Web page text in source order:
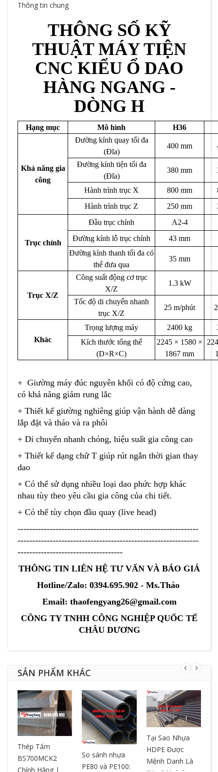
Thông tin chung
THÔNG SỐ KỸ
THUẬT MÁY TIỆN
CNC KIỂU Ổ DAO
HÀNG NGANG -
DÒNG H
Hạng mục Mô hình H36
Khả năng gia
công
Đường kính quay tối đa
(Đĩa)
400 mm
Đường kính tiện tối đa
(Đĩa)
380 mm
Hành trình trục X 800 mm
Hành trình trục Z
250 mm
Trục chính
Đầu trục chính
A2-4
Đường kính lỗ trục chính
43 mm
Đường kính thanh tối đa có
thể đưa qua
35 mm
Trục X/Z
Công suất động cơ trục
X/Z
1.3 kW
Tốc độ di chuyển nhanh
trục X/Z
25 m/phút
Khác
Trọng lượng máy 2400 kg
Kích thước tổng thể
(D×R×C)
2245 × 1580 ×
1867 mm
+ Giường máy đúc nguyên khối có độ cứng cao,
có khả năng giảm rung lắc
+ Thiết kế giường nghiêng giúp vận hành dễ dàng
lắp đặt và tháo và ra phôi
+ Di chuyển nhanh chóng, hiệu suất gia công cao
+ Thiết kế dạng chữ T giúp rút ngắn thời gian thay
dao
+ Có thể sử dụng nhiều loại dao phức hợp khác
nhau tùy theo yêu cầu gia công của chi tiết.
+ Có thể tùy chọn đầu quay (live head)
--------------------------------------------------------------
--------------------------------------------------------------
------------------------------------
THÔNG TIN LIÊN HỆ TƯ VẤN VÀ BÁO GIÁ
Hotline/Zalo: 0394.695.902 - Ms.Thảo
Email: thaofengyang26@gmail.com
CÔNG TY TNHH CÔNG NGHIỆP QUỐC TẾ
CHÂU DƯƠNG
SẢN PHẨM KHÁC
Thép Tấm
BS700MCK2
Chính Hãng |
So sánh nhựa
PE80 và PE100:
Tại Sao Nhựa
HDPE Được
Mệnh Danh Là